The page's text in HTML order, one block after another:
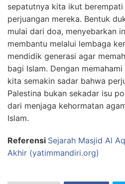
sepatutnya kita ikut berempati
perjuangan mereka. Bentuk
mulai dari doa, menyebarkan
membantu melalui lembaga
mendidik generasi agar
bagi Islam. Dengan
kita semakin sadar bahwa
Palestina bukan sekadar isu
dari menjaga kehormatan
Islam.
Referensi Sejarah Masjid Al
Akhir (yatimmandiri.org)